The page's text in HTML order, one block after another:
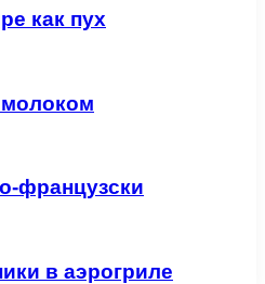
как пух
французски
в аэрогриле